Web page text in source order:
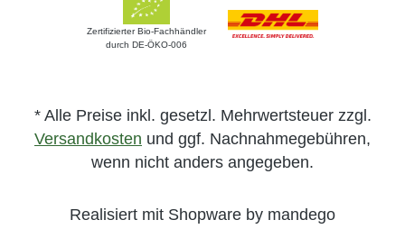
Zertifizierter Bio-Fachhändler
durch DE-ÖKO-006
* Alle Preise inkl. gesetzl. Mehrwertsteuer zzgl.
Versandkosten und ggf. Nachnahmegebühren,
wenn nicht anders angegeben.
Realisiert mit Shopware by mandego